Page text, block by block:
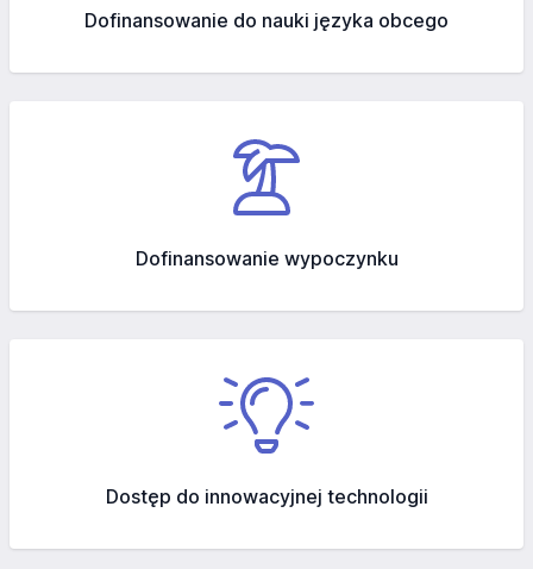
Dofinansowanie do nauki języka obcego
Dofinansowanie wypoczynku
Dostęp do innowacyjnej technologii